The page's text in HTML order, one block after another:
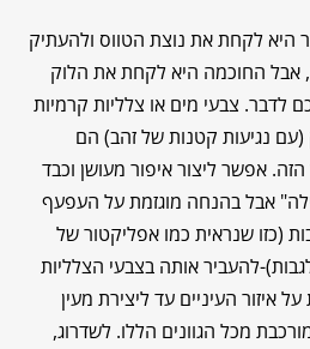
היא לקחת את נוצת הטווס ולהעתיק
אבל החוכמה היא לקחת את הלוק
לדבר. צבעי מים או צלליות קרמיות
(עם נגיעות קטנות של זהב) הם
אפשר ליצור איפור מעושן וכבד
אבל בהנחה מוגזמת על העפעף
(כזו שנראית כמו אפליקטור של
להעביר אותה בצבעי הצלליות
איזור העיניים עד ליצירת מעין
מכל הגוונים הללו. לשדרוג,